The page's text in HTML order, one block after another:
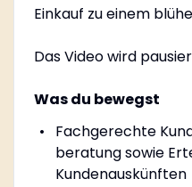
Einkauf zu einem
Das Video wird
Was du bewegst
Fachgerechte
beratung sowie
Kundenauskünften